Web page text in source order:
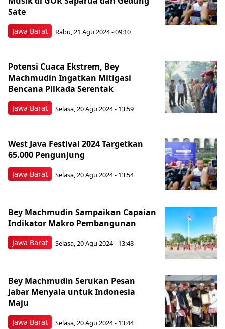
Jawa Barat
Sate
Rabu, 21 Agu 2024 - 09:10
Jawa Barat
Potensi Cuaca Ekstrem, Bey
Machmudin Ingatkan Mitigasi
Bencana Pilkada Serentak
Selasa, 20 Agu 2024 - 13:59
Jawa Barat
West Java Festival 2024 Targetkan
65.000 Pengunjung
Selasa, 20 Agu 2024 - 13:54
Jawa Barat
Bey Machmudin Sampaikan Capaian
Indikator Makro Pembangunan
Selasa, 20 Agu 2024 - 13:48
Jawa Barat
Bey Machmudin Serukan Pesan
Jabar Menyala untuk Indonesia
Maju
Selasa, 20 Agu 2024 - 13:44